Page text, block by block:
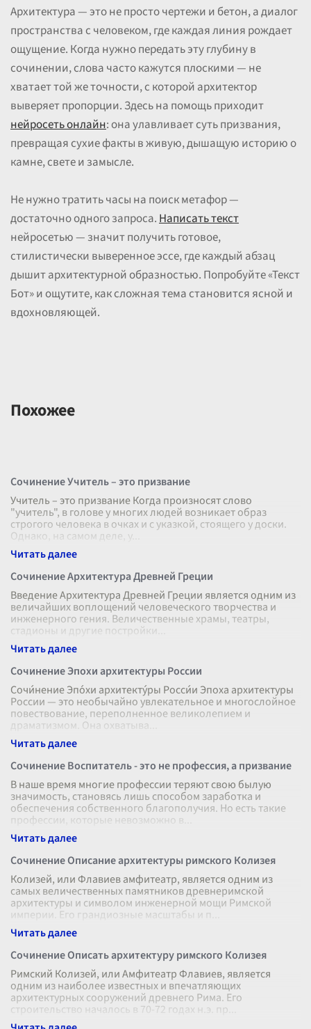
Архитектура — это не просто чертежи и бетон, а диалог
пространства с человеком, где каждая линия рождает
ощущение. Когда нужно передать эту глубину в
сочинении, слова часто кажутся плоскими — не
хватает той же точности, с которой архитектор
выверяет пропорции. Здесь на помощь приходит
нейросеть онлайн: она улавливает суть призвания,
превращая сухие факты в живую, дышащую историю о
камне, свете и замысле.
Не нужно тратить часы на поиск метафор —
достаточно одного запроса.Написать текст
нейросетью — значит получить готовое,
стилистически выверенное эссе, где каждый абзац
дышит архитектурной образностью. Попробуйте «Текст
Бот» и ощутите, как сложная тема становится ясной и
вдохновляющей.
Похожее
Сочинение Учитель – это призвание
Учитель – это призвание Когда произносят слово
"учитель", в голове у многих людей возникает образ
строгого человека в очках и с указкой, стоящего у доски.
Однако, на самом деле, у...
Сочинение Архитектура Древней Греции
Введение Архитектура Древней Греции является одним из
величайших воплощений человеческого творчества и
инженерного гения. Величественные храмы, театры,
стадионы и другие постройки
Сочинение Эпохи архитектуры России
Сочи́нение Эпо́хи архитекту́ры Росси́и Эпоха архитектуры
России — это необычайно увлекательное и многослойное
повествование, переполненное великолепием и
драматизмом. Она охватыва
Сочинение Воспитатель - это не профессия, а призвание
В наше время многие профессии теряют свою былую
значимость, становясь лишь способом заработка и
обеспечения собственного благополучия. Но есть такие
профессии, которые невозможно в
Сочинение Описание архитектуры римского Колизея
Колизей, или Флавиев амфитеатр, является одним из
самых величественных памятников древнеримской
архитектуры и символом инженерной мощи Римской
империи. Его грандиозные масштабы и п
Сочинение Описать архитектуру римского Колизея
Римский Колизей, или Амфитеатр Флавиев, является
одним из наиболее известных и впечатляющих
архитектурных сооружений древнего Рима. Его
строительство началось в 70-72 годах н.э. пр